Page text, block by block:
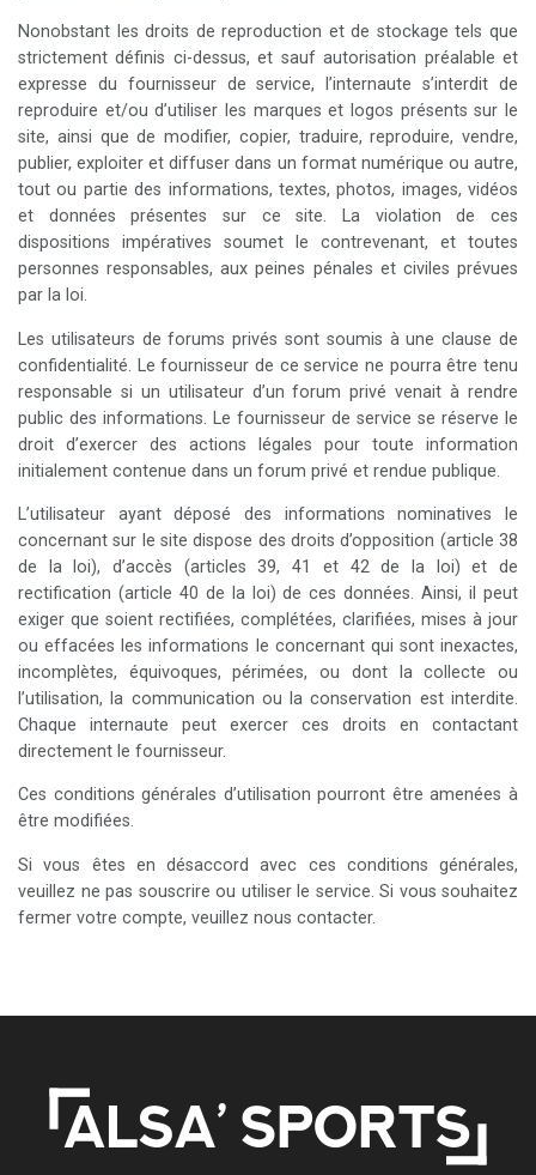
Nonobstant les droits de reproduction et de stockage tels que
strictement définis ci-dessus, et sauf autorisation préalable et
expresse du fournisseur de service, l’internaute s’interdit de
reproduire et/ou d’utiliser les marques et logos présents sur le
site, ainsi que de modifier, copier, traduire, reproduire, vendre,
publier, exploiter et diffuser dans un format numérique ou autre,
tout ou partie des informations, textes, photos, images, vidéos
et données présentes sur ce site. La violation de ces
dispositions impératives soumet le contrevenant, et toutes
personnes responsables, aux peines pénales et civiles prévues
par la loi.
Les utilisateurs de forums privés sont soumis à une clause de
confidentialité. Le fournisseur de ce service ne pourra être tenu
responsable si un utilisateur d’un forum privé venait à rendre
public des informations. Le fournisseur de service se réserve le
droit d’exercer des actions légales pour toute information
initialement contenue dans un forum privé et rendue publique.
L’utilisateur ayant déposé des informations nominatives le
concernant sur le site dispose des droits d’opposition (article 38
de la loi), d’accès (articles 39, 41 et 42 de la loi) et de
rectification (article 40 de la loi) de ces données. Ainsi, il peut
exiger que soient rectifiées, complétées, clarifiées, mises à jour
ou effacées les informations le concernant qui sont inexactes,
incomplètes, équivoques, périmées, ou dont la collecte ou
l’utilisation, la communication ou la conservation est interdite.
Chaque internaute peut exercer ces droits en contactant
directement le fournisseur.
Ces conditions générales d’utilisation pourront être amenées à
être modifiées.
Si vous êtes en désaccord avec ces conditions générales,
veuillez ne pas souscrire ou utiliser le service. Si vous souhaitez
fermer votre compte, veuillez nous contacter.